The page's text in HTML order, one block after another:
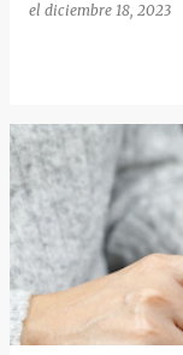
el diciembre 18, 2023